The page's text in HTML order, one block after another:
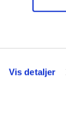
Vis detaljer